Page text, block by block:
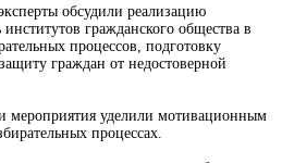
обсудили реализацию
гражданского общества в
процессов, подготовку
граждан от недостоверной
мероприятия уделили мотивационным
процессах.